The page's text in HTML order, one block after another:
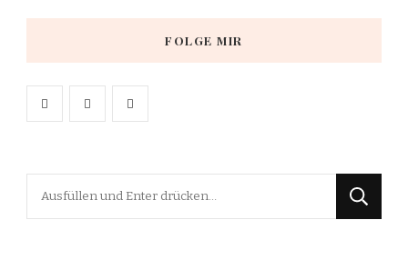
FOLGE MIR